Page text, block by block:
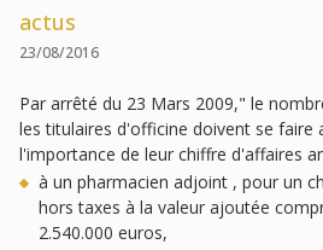
actus
23/08/2016
Par arrêté du 23 Mars 2009," le
les titulaires d'officine doivent se faire
l'importance de leur chiffre d'affaires
à un pharmacien adjoint , pour un
hors taxes à la valeur ajoutée
2.540.000 euros,